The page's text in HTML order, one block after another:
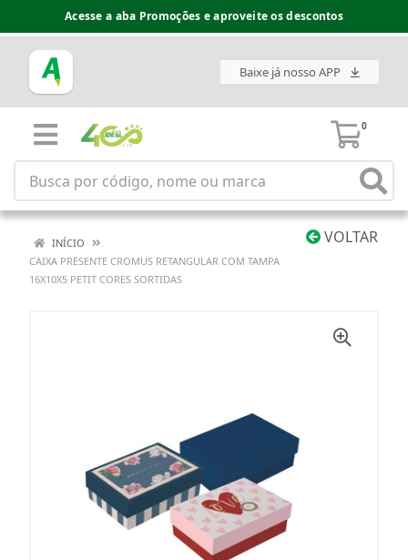
Acesse a aba Promoções e aproveite os descontos
Baixe já nosso APP
0
VOLTAR
INÍCIO
CAIXA PRESENTE CROMUS RETANGULAR COM TAMPA
16X10X5 PETIT CORES SORTIDAS